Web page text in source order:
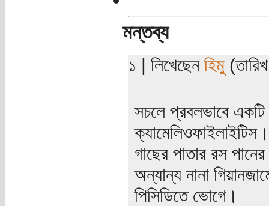
মন্তব্য
১ | লিখেছেন হিমু
সচলে প্রবলভাবে
গাছের পাতার রস
অন্যান্য নানা
পিসিডিতে ভোগে।